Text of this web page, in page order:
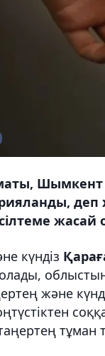
жасай
күндіз
облыстың
және
тұман